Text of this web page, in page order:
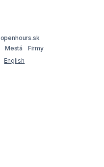
openhours.sk
Mestá
Firmy
English